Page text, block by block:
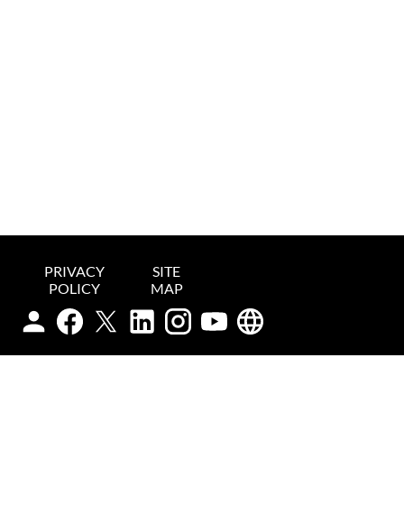
PRIVACY
POLICY
SITE
MAP